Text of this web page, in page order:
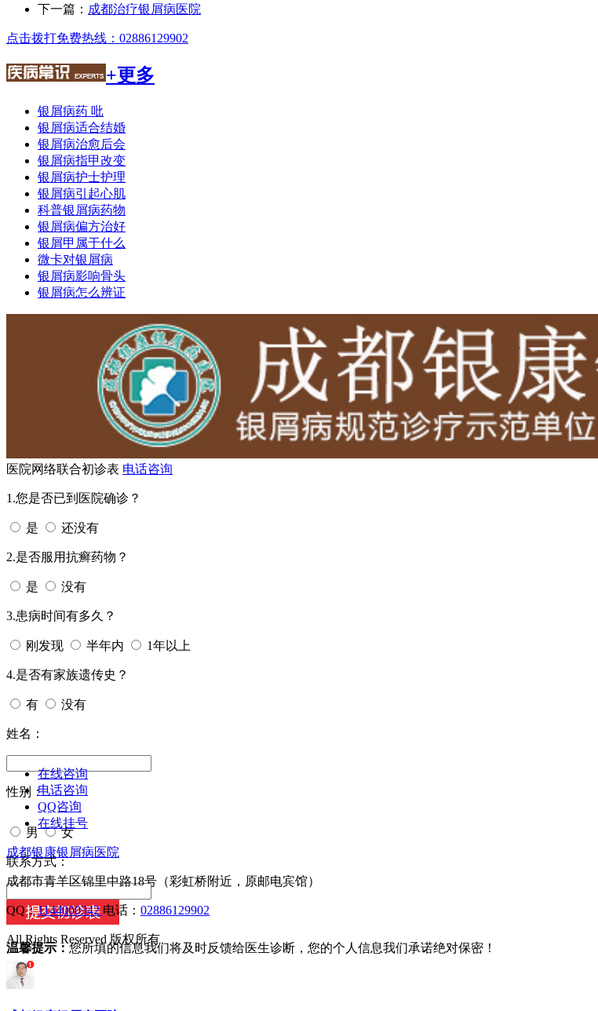
下一篇： 成都治疗银屑病医院
点击拨打免费热线：02886129902
+更多
银屑病药 吡
银屑病适合结婚
银屑病治愈后会
银屑病指甲改变
银屑病护士护理
银屑病引起心肌
科普银屑病药物
银屑病偏方治好
银屑甲属于什么
微卡对银屑病
银屑病影响骨头
银屑病怎么辨证
医院网络联合初诊表 电话咨询
1.您是否已到医院确诊？
是 还没有
2.是否服用抗癣药物？
是 没有
3.患病时间有多久？
刚发现 半年内 1年以上
4.是否有家族遗传史？
有 没有
姓名：
性别：
男 女
今天日期：
联系方式：
温馨提示：您所填的信息我们将及时反馈给医生诊断，您的个人信息我们承诺绝对保密！
在线咨询
电话咨询
QQ咨询
在线挂号
成都银康银屑病医院
成都市青羊区锦里中路18号（彩虹桥附近，原邮电宾馆）
QQ：1144000342 电话： 02886129902
All Rights Reserved 版权所有